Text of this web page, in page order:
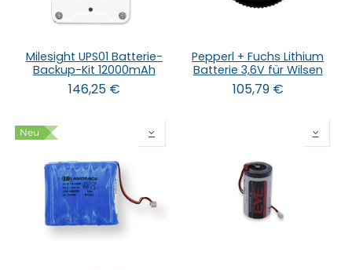
Milesight UPS01 Batterie-
Backup-Kit 12000mAh
146,25€
Pepperl + Fuchs Lithium
Batterie 3,6V für Wilsen
105,79€
Neu